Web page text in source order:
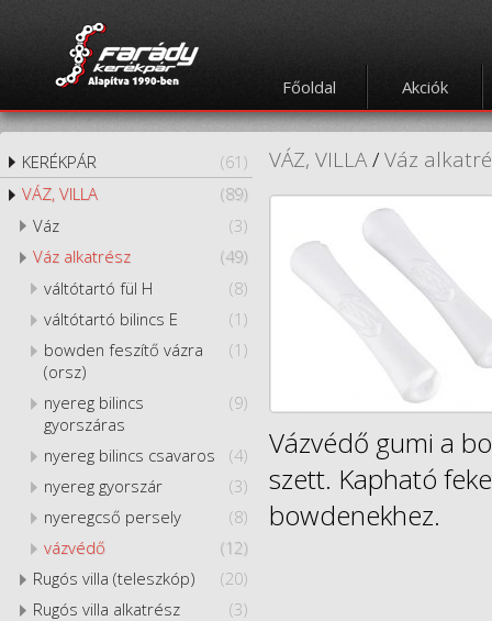
Főoldal Akciók
(61)
KERÉKPÁR
(89)
VÁZ, VILLA
(3)
Váz
(49)
Váz alkatrész
(8)
váltótartó fül H
(1)
váltótartó bilincs E
(1)
bowden feszítő vázra
(orsz)
(9)
nyereg bilincs
gyorszáras
(4)
nyereg bilincs csavaros
(3)
nyereg gyorszár
(8)
nyeregcső persely
(12)
vázvédő
(20)
Rugós villa (teleszkóp)
(3)
Rugós villa alkatrész
VÁZ, VILLA/Váz
Vázvédő gumi a
szett. Kapható
bowdenekhez.